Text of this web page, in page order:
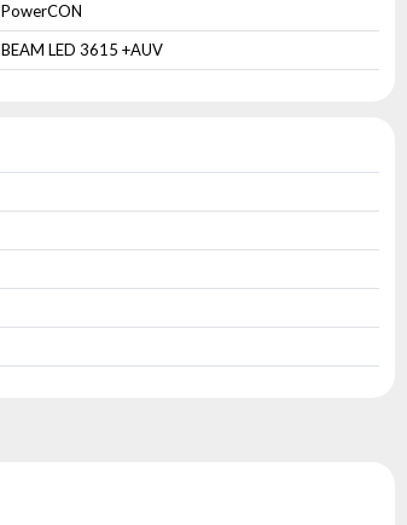
PowerCON
BEAM LED 3615 +AUV